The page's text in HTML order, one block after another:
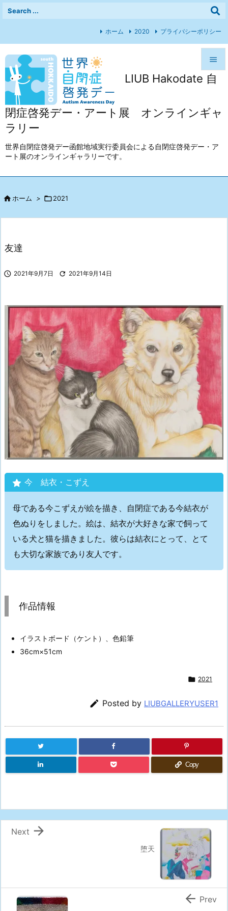
LIUB Hakodate 自
閉症啓発デー・アート展 オンラインギャ
ラリー
世界自閉症啓発デー函館地域実行委員会による自閉症啓発デー・ア
ート展のオンラインギャラリーです。



前へ
次へ
ホーム 2020 プライバシーポリシー
ホーム > 2021
友達
 2021年9月7日  2021年9月14日
今 結衣・こずえ
母である今こずえが絵を描き、自閉症である今結衣が
色ぬりをしました。絵は、結衣が大好きな家で飼って
いる犬と猫を描きました。彼らは結衣にとって、とて
も大切な家族であり友人です。
作品情報
イラストボード（ケント）、色鉛筆
36cm×51cm
 2021
 Posted by LIUBGALLERYUSER1
Copy
堕天

Next
 Prev